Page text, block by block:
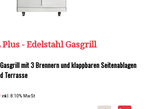
Plus - Edelstahl Gasgrill
mit 3 Brennern und klappbaren Seitenablagen
Terrasse
inkl. 8.10% MwSt